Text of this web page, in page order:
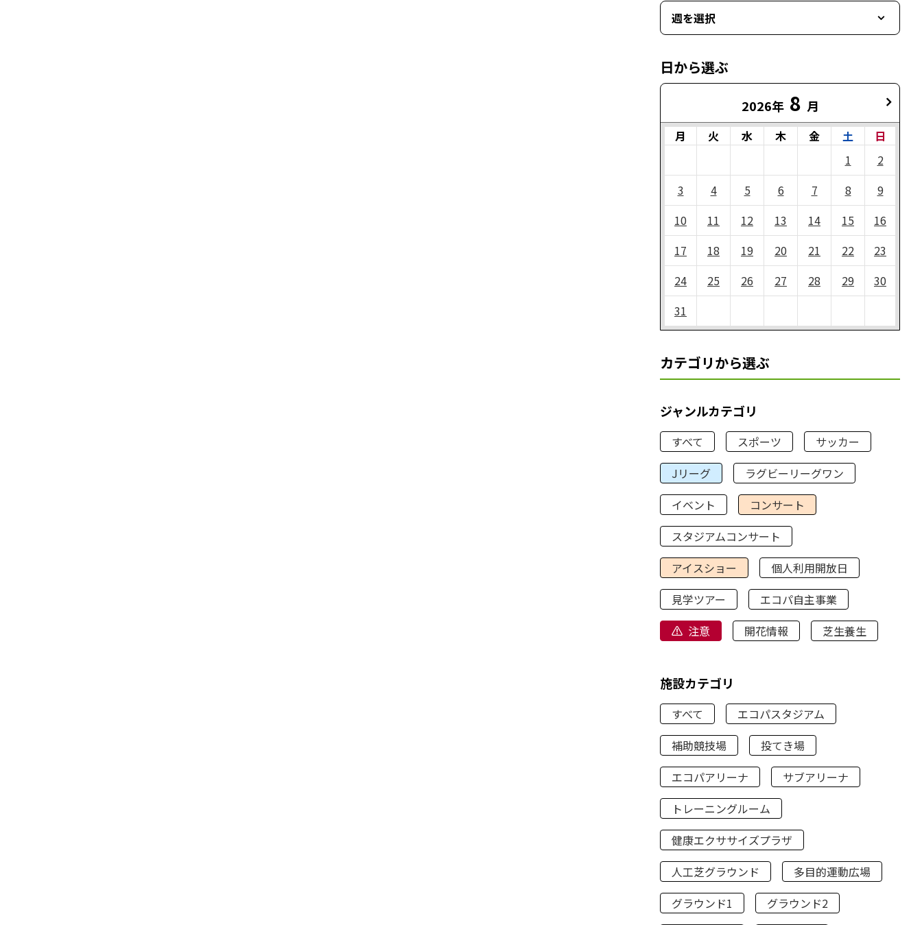
週を選択
日から選ぶ
2026年 8 月
月 火 水 木 金 土
日
1
2
3
4 5 6 7 8
9
10
11 12 13 14 15
16
17
18 19 20 21 22
23
24
25 26 27 28 29
30
31
カテゴリから選ぶ
ジャンルカテゴリ
すべて スポーツ
サッカー
Jリーグ
ラグビーリーグワン
イベント
コンサート
スタジアムコンサート
アイスショー
個人利用開放日
見学ツアー
エコパ自主事業
注意
開花情報 芝生養生
施設カテゴリ
すべて
エコパスタジアム
補助競技場
投てき場
エコパアリーナ
サブアリーナ
トレーニングルーム
健康エクササイズプラザ
人工芝グラウンド
多目的運動広場
グラウンド1
グラウンド2